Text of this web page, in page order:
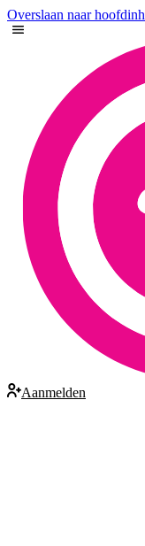
Overslaan naar
Aanmelden